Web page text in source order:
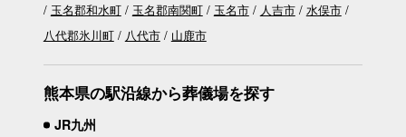
玉名郡和水町
玉名郡南関町 玉名市 人吉市
水俣市
八代郡氷川町
八代市 山鹿市
熊本県の駅沿線から葬儀場を探す
JR九州